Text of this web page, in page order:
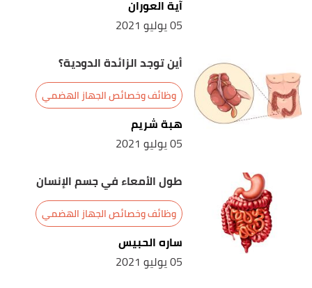
www.cedars-sinai.org, Retrieved 2/4/2021. Edited.
آية العوران
05 يوليو 2021
أين توجد الزائدة الدودية؟
وظائف وخصائص الجهاز الهضمي
هبة شريم
05 يوليو 2021
طول الأمعاء في جسم الإنسان
وظائف وخصائص الجهاز الهضمي
ساره الحبيس
05 يوليو 2021